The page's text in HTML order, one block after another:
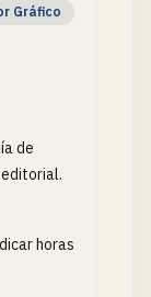
Gráfico
de
horas